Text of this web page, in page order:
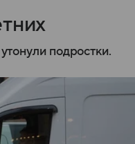
подростки.